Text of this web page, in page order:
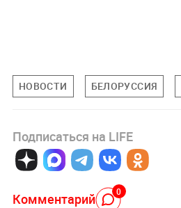
НОВОСТИ БЕЛОРУССИЯ
Подписаться на LIFE
Комментарий 0